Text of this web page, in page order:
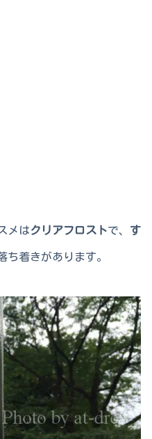
メはクリアフロストで、 す
ち着きがあります。